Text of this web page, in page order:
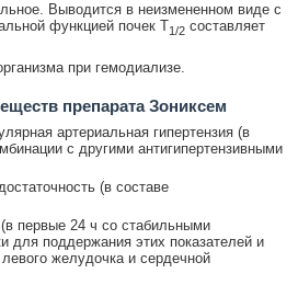
Выводится в неизмененном виде с
функцией почек T1/2 составляет
при гемодиализе.
препарата Зониксем
артериальная гипертензия (в
с другими антигипертензивными
(в составе
первые 24 ч со стабильными
для поддержания этих показателей и
желудочка и сердечной